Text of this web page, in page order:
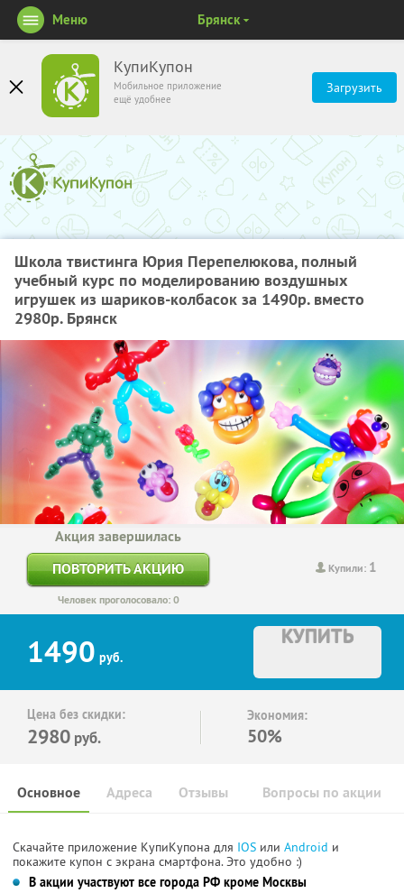
КупиКупон
Мобильное приложение
ещё удобнее
Загрузить
Меню Брянск
Школа твистинга Юрия Перепелюкова, полный
учебный курс по моделированию воздушных
игрушек из шариков-колбасок за 1490р. вместо
2980р. Брянск
Купили: 1
Акция завершилась
ПОВТОРИТЬ АКЦИЮ
Человек проголосовало: 0
1490 руб.
КУПИТЬ
Цена без скидки:
2980 руб.
Экономия:
50%
Основное Отзывы Вопросы по акции
Адреса
Скачайте приложение КупиКупона для IOS или Android и
покажите купон с экрана смартфона. Это удобно :)
В акции участвуют все города РФ кроме Москвы